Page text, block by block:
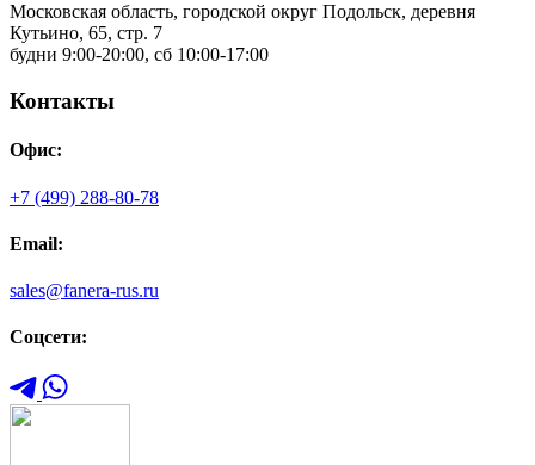
Московская область, городской округ Подольск, деревня
Кутьино, 65, стр. 7
будни 9:00-20:00, сб 10:00-17:00
Контакты
Офис:
+7 (499) 288-80-78
Email:
sales@fanera-rus.ru
Соцсети: